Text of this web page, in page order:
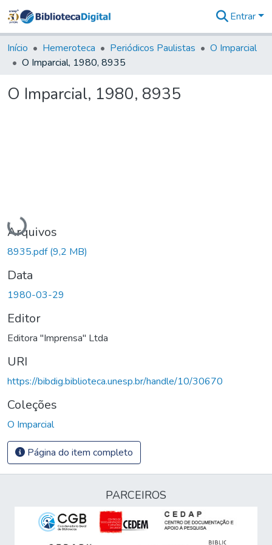
&
Coleções
Tudo na
Digital
Entrar
Início Hemeroteca Periódicos Paulistas
O Imparcial
O Imparcial, 1980, 8935
O Imparcial, 1980, 8935
Carregando...
Arquivos
8935.pdf(9,2 MB)
Data
1980-03-29
Editor
Editora "Imprensa" Ltda
URI
https://bibdig.biblioteca.unesp.br/handle/10/30670
Coleções
O Imparcial
Página do item completo
PARCEIROS